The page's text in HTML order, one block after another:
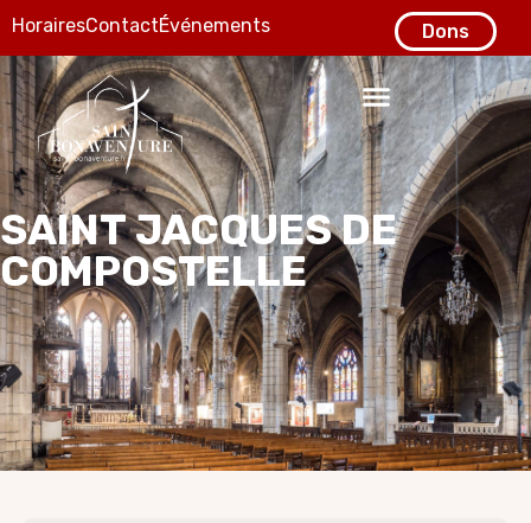
HorairesContactÉvénements Dons
SAINT JACQUES DE
COMPOSTELLE